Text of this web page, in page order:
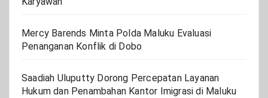
Mercy Barends Minta Polda Maluku Evaluasi
Penanganan Konflik di Dobo
Saadiah Uluputty Dorong Percepatan Layanan
Hukum dan Penambahan Kantor Imigrasi di Maluku